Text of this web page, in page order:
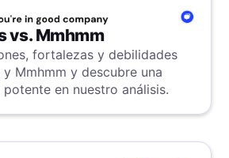
vs. Mmhmm
fortalezas y debilidades
Mmhmm y descubre una
en nuestro análisis.